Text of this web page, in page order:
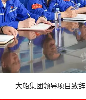
大船集团领导项目致辞